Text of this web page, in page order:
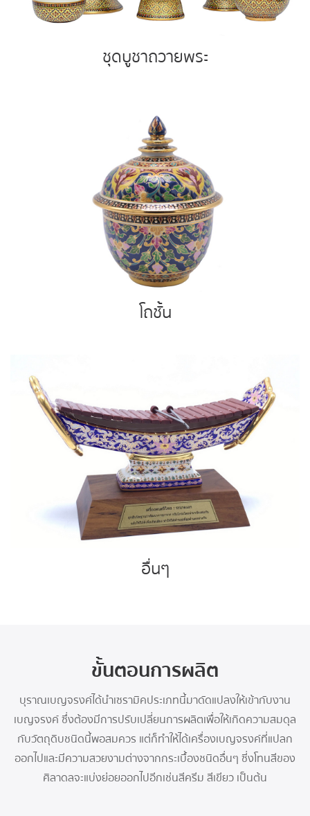
ชุดบูชาถวายพระ
โถชั้น
อื่นๆ
ขั้นตอนการผลิต
บุราณเบญจรงค์ได้นำเซรามิคประเภทนี้มาดัดแปลงให้เข้ากับงาน
เบญจรงค์ ซึ่งต้องมีการปรับเปลี่ยนการผลิตเพื่อให้เกิดความสมดุล
กับวัตถุดิบชนิดนี้พอสมควร แต่ก็ทำให้ได้เครื่องเบญจรงค์ที่แปลก
ออกไปและมีความสวยงามต่างจากกระเบื้องชนิดอื่นๆ ซี่งโทนสีของ
ศิลาดลจะแบ่งย่อยออกไปอีกเช่นสีครีม สีเขียว เป็นต้น